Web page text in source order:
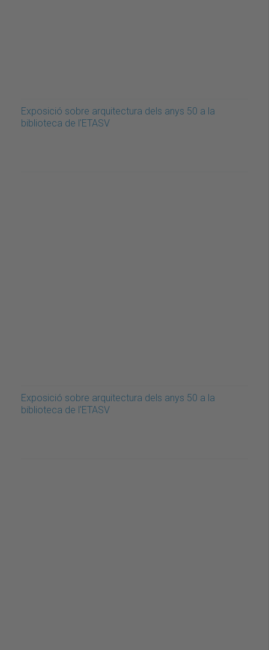
Exposició sobre arquitectura dels anys 50 a la
biblioteca de l'ETASV
Exposició sobre arquitectura dels anys 50 a la
biblioteca de l'ETASV